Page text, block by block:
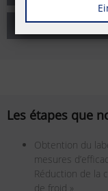
Respecter les lois
Les étapes que
Obtention du
mesures
Réduction de la
de froid »